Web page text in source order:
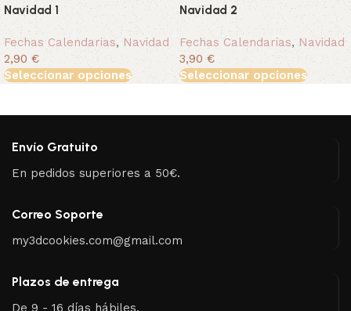
Navidad 1
Fechas Calendarias, Navidad
2,90 €
Seleccionar opciones
Navidad 2
Fechas Calendarias, Navidad
3,90 €
Seleccionar opciones
Envío Gratuito
En pedidos superiores a 50€.
Correo Soporte
my3dcookies.com@gmail.com
Plazos de entrega
De 9 - 16 días hábiles.